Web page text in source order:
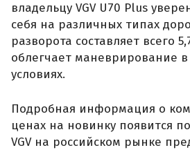
владельцу VGV U70 Plus
себя на различных типах
разворота составляет всего
облегчает маневрирование в
условиях.
Подробная информация о
ценах на новинку появится
VGV на российском рынке